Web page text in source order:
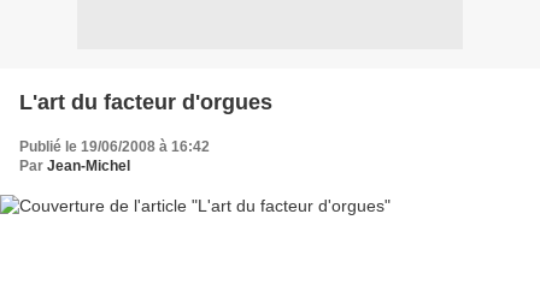
L'art du facteur d'orgues
Publié le 19/06/2008 à 16:42
Par Jean-Michel